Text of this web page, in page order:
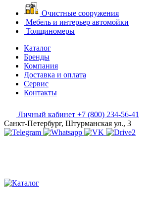
Очистные сооружения
Мебель и интерьер автомойки
Толщиномеры
Каталог
Бренды
Компания
Доставка и оплата
Сервис
Контакты
Личный кабинет +7 (800) 234-56-41
Санкт-Петербург, Штурманская ул., 3